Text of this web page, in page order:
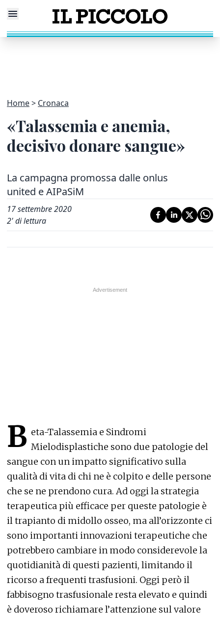
Home Cronaca
«Talassemia e anemia,
decisivo donare sangue»
La campagna promossa dalle onlus
united e AIPaSiM
17 settembre 2020
2' di lettura
B eta-Talassemia e Sindromi
Mielodisplastiche sono due patologie del
sangue con un impatto significativo sulla
qualità di vita di chi ne è colpito e delle persone
che se ne prendono cura. Ad oggi la strategia
terapeutica più efficace per queste patologie è
il trapianto di midollo osseo, ma all’orizzonte ci
sono importanti innovazioni terapeutiche che
potrebbero cambiare in modo considerevole la
quotidianità di questi pazienti, limitando il
ricorso a frequenti trasfusioni. Oggi però il
fabbisogno trasfusionale resta elevato e quindi
è doveroso richiamare l’attenzione sul valore